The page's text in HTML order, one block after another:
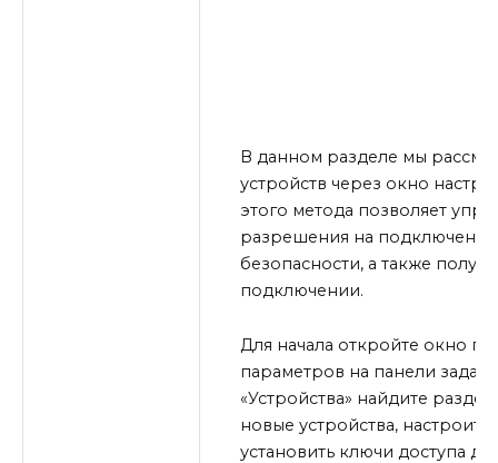
В данном разделе мы
устройств через окно
этого метода позволяет
разрешения на подключение
безопасности, а также
подключении.
Для начала откройте окно
параметров на панели
«Устройства» найдите
новые устройства,
установить ключи доступа